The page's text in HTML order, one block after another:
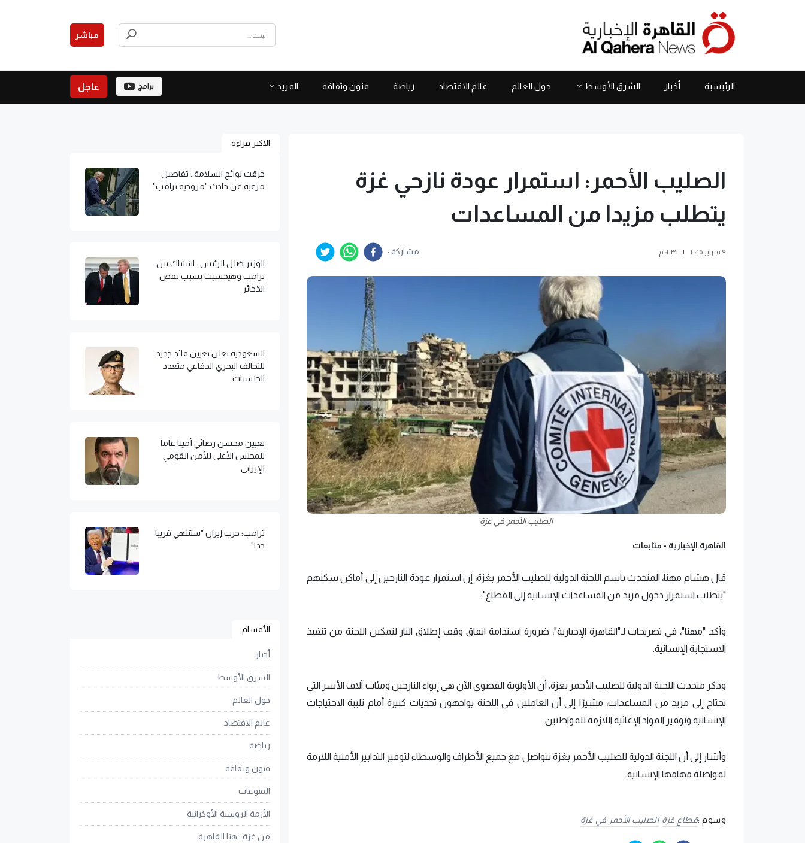
مباشر
الرئيسية أخبار الشرق الأوسط حول العالم عالم الاقتصاد رياضة فنون وثقافة المزيد برامج عاجل
الصليب الأحمر: استمرار عودة نازحي غزة
يتطلب مزيدا من المساعدات
٩ فبراير ٢٠٢٥ | ٠٢:٣١ م مشاركة :
الصليب الأحمر في غزة
القاهرة الإخبارية - متابعات
قال هشام مهنا، المتحدث باسم اللجنة الدولية للصليب الأحمر بغزة، إن استمرار عودة النازحين إلى أماكن سكنهم
"يتطلب استمرار دخول مزيد من المساعدات الإنسانية إلى القطاع".
وأكد "مهنا"، في تصريحات لـ"القاهرة الإخبارية"، ضرورة استدامة اتفاق وقف إطلاق النار لتمكين اللجنة من تنفيذ
الاستجابة الإنسانية.
وذكر متحدث اللجنة الدولية للصليب الأحمر بغزة، أن الأولوية القصوى الآن هي إيواء النازحين ومئات آلاف الأسر التي
تحتاج إلى مزيد من المساعدات، مشيرًا إلى أن العاملين في اللجنة يواجهون تحديات كبيرة أمام تلبية الاحتياجات
الإنسانية وتوفير المواد الإغاثية اللازمة للمواطنين.
وأشار إلى أن اللجنة الدولية للصليب الأحمر بغزة تتواصل مع جميع الأطراف والوسطاء لتوفير التدابير الأمنية اللازمة
لمواصلة مهامها الإنسانية.
وسوم :قطاع غزة الصليب الأحمر في غزة
الاكثر قراءة
خرقت لوائح السلامة.. تفاصيل
مرعبة عن حادث "مروحية ترامب"
الوزير ضلل الرئيس.. اشتباك بين
ترامب وهيجسيث بسبب نقص
الذخائر
السعودية تعلن تعيين قائد جديد
للتحالف البحري الدفاعي متعدد
الجنسيات
تعيين محسن رضائي أمينا عاما
للمجلس الأعلى للأمن القومي
الإيراني
ترامب: حرب إيران "ستنتهي قريبا
جدا"
الأقسام
أخبار
الشرق الأوسط
حول العالم
عالم الاقتصاد
رياضة
فنون وثقافة
المنوعات
الأزمة الروسية الأوكرانية
من غزة.. هنا القاهرة